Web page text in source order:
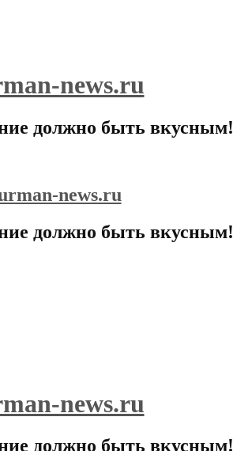
news.ru
должно быть вкусным!
news.ru
должно быть вкусным!
news.ru
должно быть вкусным!